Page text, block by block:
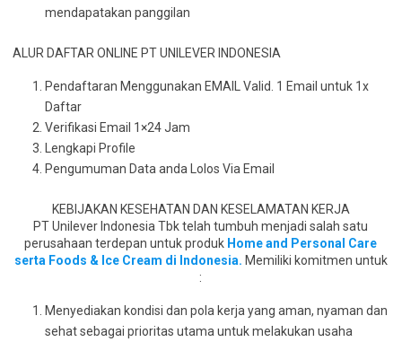
mendapatakan panggilan
ALUR DAFTAR ONLINE PT UNILEVER INDONESIA
Pendaftaran Menggunakan EMAIL Valid. 1 Email untuk 1x
Daftar
Verifikasi Email 1×24 Jam
Lengkapi Profile
Pengumuman Data anda Lolos Via Email
KEBIJAKAN KESEHATAN DAN KESELAMATAN KERJA
PT Unilever Indonesia Tbk telah tumbuh menjadi salah satu
perusahaan terdepan untuk produk Home and Personal Care
serta Foods & Ice Cream di Indonesia. Memiliki komitmen untuk
:
Menyediakan kondisi dan pola kerja yang aman, nyaman dan
sehat sebagai prioritas utama untuk melakukan usaha